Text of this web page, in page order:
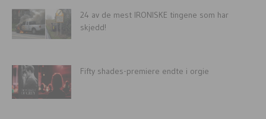
24 av de mest IRONISKE tingene som har
skjedd!
Fifty shades-premiere endte i orgie